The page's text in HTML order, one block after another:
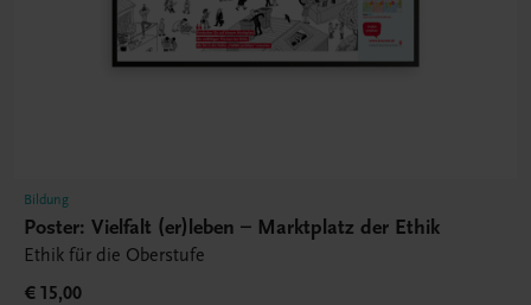
Bildung
Poster: Vielfalt (er)leben – Marktplatz der Ethik
Ethik für die Oberstufe
€ 15,00